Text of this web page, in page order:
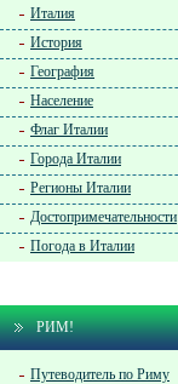
Италия
История
География
Население
Флаг Италии
Города Италии
Регионы Италии
Достопримечательности
Погода в Италии
РИМ!
Путеводитель по Риму